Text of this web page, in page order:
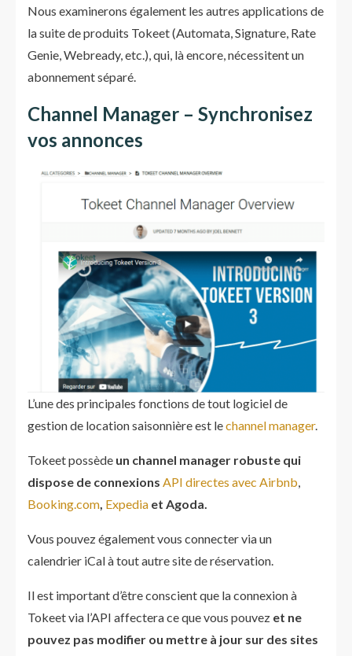
Nous examinerons également les autres applications de
la suite de produits Tokeet (Automata, Signature, Rate
Genie, Webready, etc.), qui, là encore, nécessitent un
abonnement séparé.
Channel Manager – Synchronisez
vos annonces
L’une des principales fonctions de tout logiciel de
gestion de location saisonnière est lechannel manager.
Tokeet possède un channel manager robuste qui
dispose de connexions API directes avec Airbnb,
Booking.com, Expedia et Agoda.
Vous pouvez également vous connecter via un
calendrier iCal à tout autre site de réservation.
Il est important d’être conscient que la connexion à
Tokeet via l’API affectera ce que vous pouvez et ne
pouvez pas modifier ou mettre à jour sur des sites